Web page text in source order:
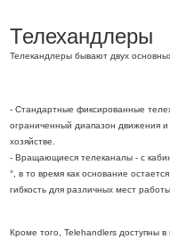
Телехандлеры
Телекандлеры бывают двух
- Стандартные фиксированные
ограниченный диапазон движения и
хозяйстве.
- Вращающиеся телеканалы - с
°, в то время как основание
гибкость для различных мест
Кроме того, Telehandlers доступны